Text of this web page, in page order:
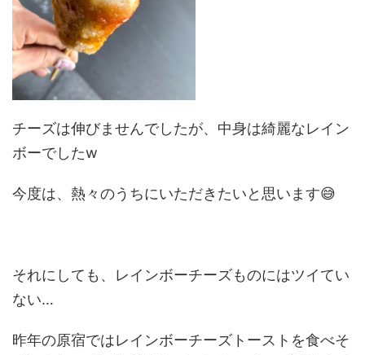
チーズは伸びませんでしたが、中身は綺麗なレイン
ボーでしたw
今度は、熱々のうちにいただきたいと思います😅
それにしても、レインボーチーズものにはツイてい
ない…
昨年の原宿ではレインボーチーズトーストを食べそ